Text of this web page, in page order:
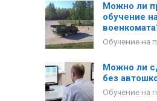
Можно ли
обучение
Обучение на
Можно ли
без
Обучение на